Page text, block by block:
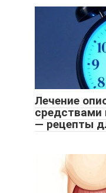
Лечение
средствами
— рецепты